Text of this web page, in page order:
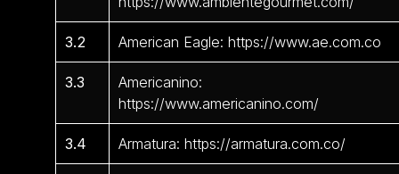
3.2 American Eagle: https://www.ae.com.co
3.3
Americanino:
https://www.americanino.com/
3.4 Armatura: https://armatura.com.co/